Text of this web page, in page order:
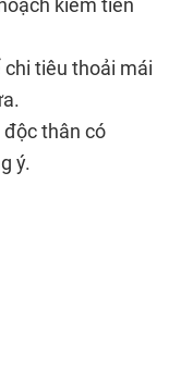
kiếm tiền
chi tiêu thoải mái
thân có
ý.